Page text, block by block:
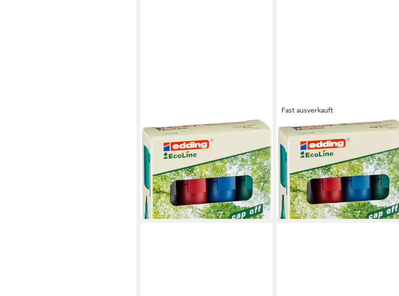
EDDING
Whiteboard Marker
Whiteboardmarker edding 28
EcoLine nachfüllbar 1,5-3mm
schwarz, rot, b
12,55 €
(3,14 €/ 1 Stk)
lieferbar - in 2-3 Werktagen bei dir
Fast ausverkauft
EDDING
Whiteboard Marker
Whiteboardmarker edding 29
EcoLine nachfüllbar 1-5mm schwarz,
rot, bla
ab 6,57 €
8,20 €
-20%
lieferbar - in 5-6 Werktagen bei dir